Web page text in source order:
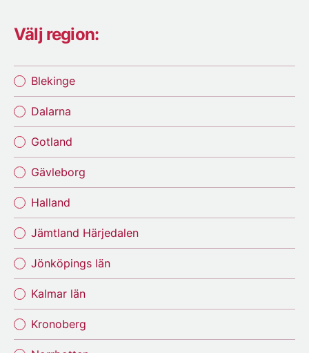
Välj region:
Blekinge
Dalarna
Gotland
Gävleborg
Halland
Jämtland Härjedalen
Jönköpings län
Kalmar län
Kronoberg